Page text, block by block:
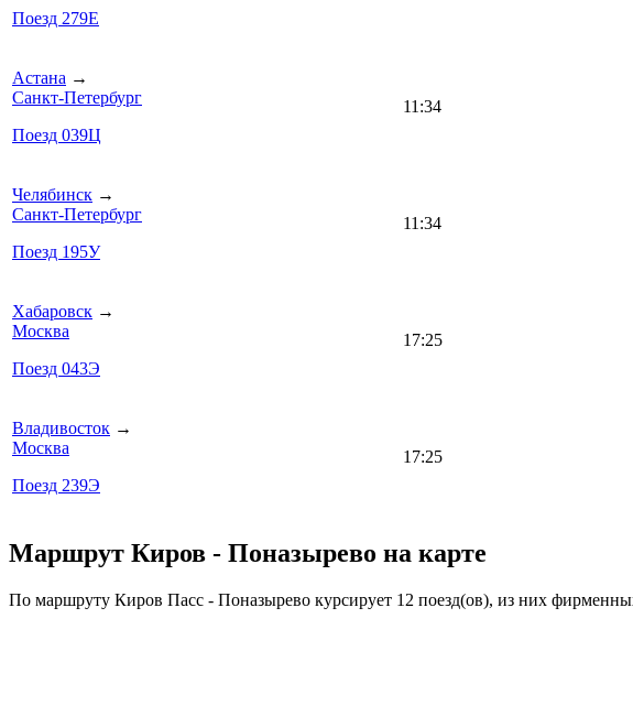
Поезд 279Е
Астана →
Санкт-Петербург
Поезд 039Ц
11:34
Челябинск →
Санкт-Петербург
Поезд 195У
11:34
Хабаровск →
Москва
Поезд 043Э
17:25
Владивосток →
Москва
Поезд 239Э
17:25
Маршрут Киров - Поназырево на карте
По маршруту Киров Пасс - Поназырево курсирует 12 поезд(ов), из них